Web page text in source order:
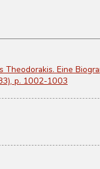
Theodorakis. Eine
p. 1002-1003